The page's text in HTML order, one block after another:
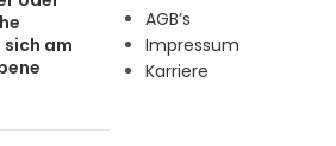
am
AGB’s
Impressum
Karriere